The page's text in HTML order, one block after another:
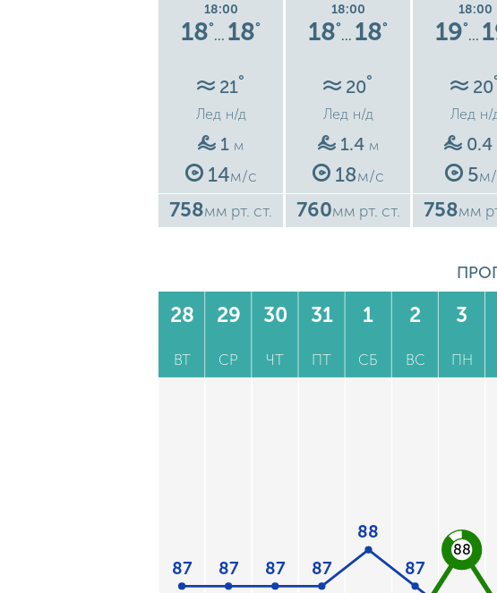
18:00
18°
… 18°
21°
Лед н/д
1 м
14м/с
758мм рт. ст.
18:00
18°
… 18°
20°
Лед н/д
1.4 м
18м/с
760мм рт. ст.
18:00
19°
…
20
Лед н/
0.4
5
758мм
28
ВТ
29
СР
30
ЧТ
31
ПТ
1
СБ
2
ВС
3
ПН
87 87 87 87
88
87
88